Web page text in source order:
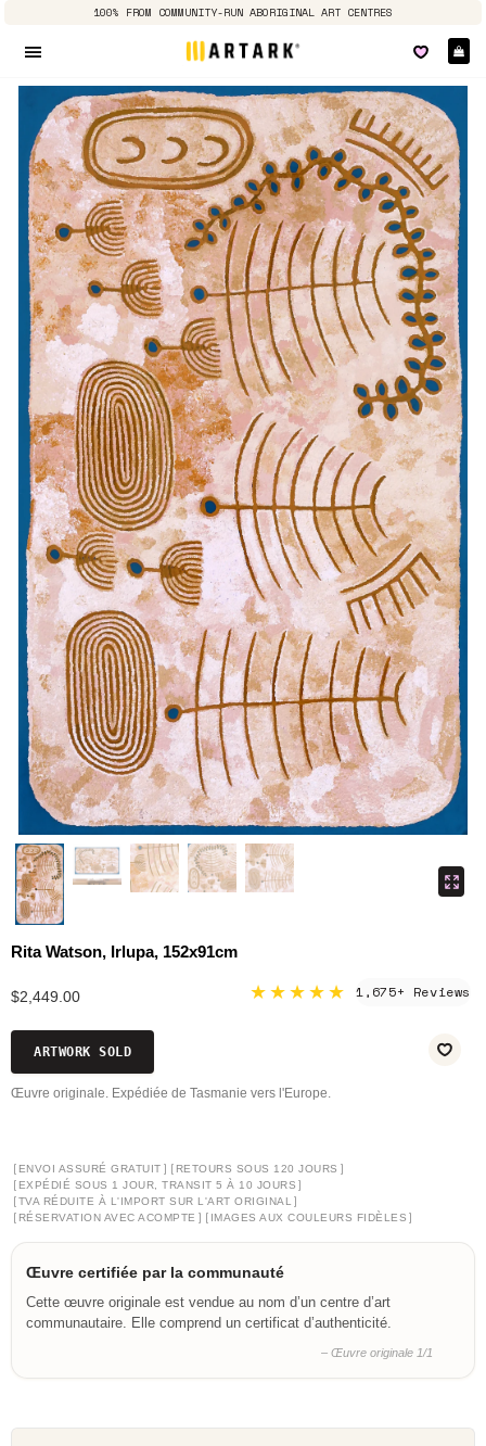
100% FROM COMMUNITY-RUN ABORIGINAL ART CENTRES
Rita Watson, Irlupa, 152x91cm
$2,449.00 ★★★★★ 1,675+ Reviews
ARTWORK SOLD
Œuvre originale. Expédiée de Tasmanie vers l'Europe.
[ ENVOI ASSURÉ GRATUIT ] [ RETOURS SOUS 120 JOURS ]
[ EXPÉDIÉ SOUS 1 JOUR, TRANSIT 5 À 10 JOURS ]
[TVA RÉDUITE À L'IMPORT SUR L'ART ORIGINAL ]
[ RÉSERVATION AVEC ACOMPTE ] [ IMAGES AUX COULEURS FIDÈLES ]
Œuvre certifiée par la communauté
Cette œuvre originale est vendue au nom d’un centre d’art
communautaire. Elle comprend un certificat d’authenticité.
– Œuvre originale 1/1